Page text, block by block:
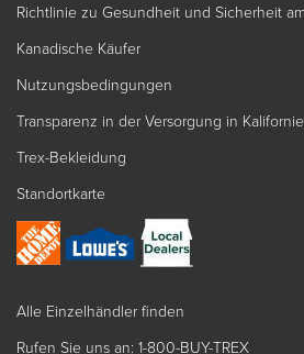
Richtlinie zu Gesundheit und Sicherheit
Kanadische Käufer
Nutzungsbedingungen
Transparenz in der Versorgung in
Trex-Bekleidung
Standortkarte
Alle Einzelhändler finden
Rufen Sie uns an: 1-800-BUY-TREX